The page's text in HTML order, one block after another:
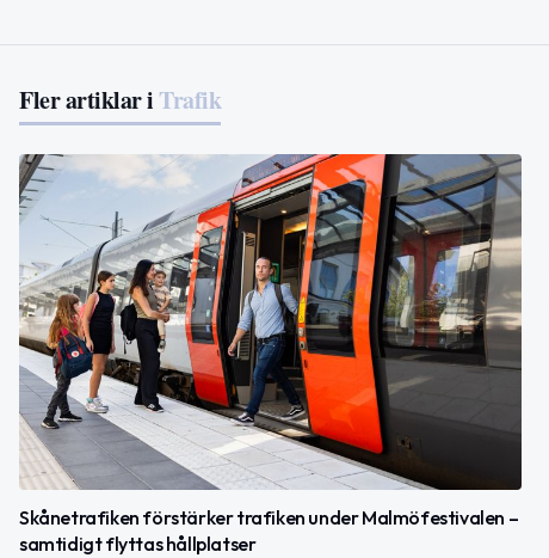
Fler artiklar i Trafik
Skånetrafiken förstärker trafiken under Malmöfestivalen –
samtidigt flyttas hållplatser